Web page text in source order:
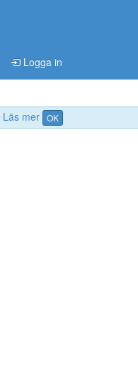
Läs mer OK
Logga in